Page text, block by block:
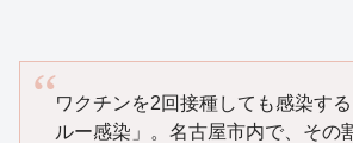
ワクチンを2回接種しても感染す
ルー感染」。名古屋市内で、その